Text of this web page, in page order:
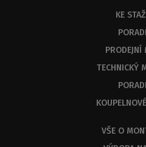
KE
PRODEJNÍ
TECHNICKÝ
VŠE O